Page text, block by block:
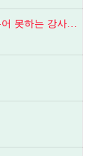
일본유학 준비 및 학원 선택 시 주의 사항, 일본어 못하는 강사에게 수업듣지 마세요.